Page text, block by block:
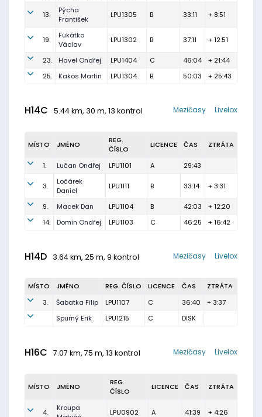
13.
Pýcha
František
LPU1305 B 33:11 + 8:51
19.
Fukátko
Václav
LPU1302 B 37:11 + 12:51
23. Havel Ondřej LPU1404 C 46:04
+ 21:44
25.
Kakos Martin LPU1304 B 50:03 + 25:43
H14C 5.44 km, 30 m, 13 kontrol Livelox
Mezičasy
MÍSTO JMÉNO
REG.
ČÍSLO
LICENCE ČAS ZTRÁTA
1. Lučan Ondřej LPU1101 A 29:43
3.
Ločárek
Daniel
LPU1111 B 33:14 + 3:31
9. Macek Dan LPU1104 B 42:03
+ 12:20
14.
Domin Ondřej LPU1103 C 46:25 + 16:42
H14D 3.64 km, 25 m, 9 kontrol Livelox
Mezičasy
MÍSTO JMÉNO REG. ČÍSLO LICENCE ČAS
ZTRÁTA
3.
Šabatka Filip LPU1107 C 36:40
+ 3:37
Spurný Erik
LPU1215 C DISK
H16C 7.07 km, 75 m, 13 kontrol Livelox
Mezičasy
MÍSTO JMÉNO
REG.
ČÍSLO
LICENCE ČAS ZTRÁTA
4.
Kroupa
LPU0902 A 41:39 + 4:26